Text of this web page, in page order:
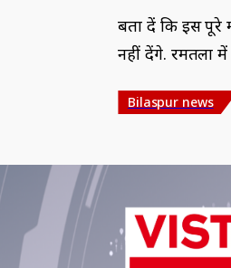
बता दें कि इस पूरे
नहीं देंगे. रमतला में
Bilaspur news